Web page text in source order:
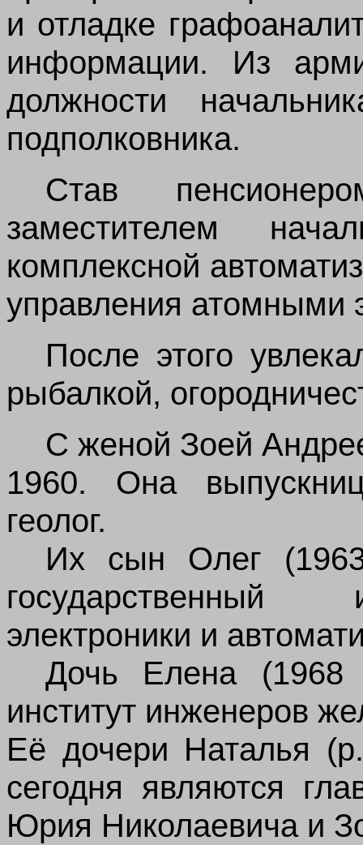
и отладке
информации. Из
должности
подполковника.
Став
заместителем
комплексной
управления атомными
После этого
рыбалкой,
С женой Зоей
1960. Она
геолог.
Их сын Олег
государственный
электроники и
Дочь Елена (1968
институт инженеров
Её дочери Наталья
сегодня являются
Юрия Николаевича и